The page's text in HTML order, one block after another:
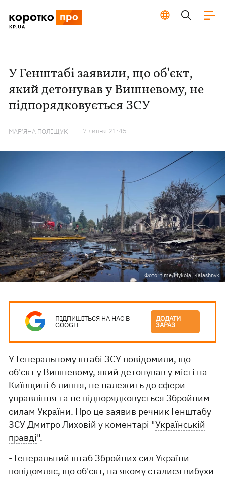
У Генштабі заявили, що об’єкт,
який детонував у Вишневому, не
підпорядковується ЗСУ
МАР'ЯНА ПОЛІЩУК 7 липня 21:45
Фото: t.me/Mykola_Kalashnyk
ПІДПИШІТЬСЯ НА НАС В
GOOGLE
ДОДАТИ
ЗАРАЗ
У Генеральному штабі ЗСУ повідомили, що
об'єкт у Вишневому, який детонував у місті на
Київщині 6 липня, не належить до сфери
управління та не підпорядковується Збройним
силам України. Про це заявив речник Генштабу
ЗСУ Дмитро Лиховій у коментарі "Українській
правді".
- Генеральний штаб Збройних сил України
повідомляє, що об'єкт, на якому сталися вибухи